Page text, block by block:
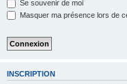
Se souvenir de moi
Masquer ma présence lors de
INSCRIPTION